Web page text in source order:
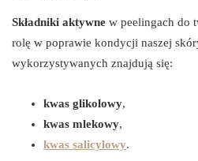
Składniki aktywne w peelingach do
rolę w poprawie kondycji naszej
wykorzystywanych znajdują się:
kwas glikolowy,
kwas mlekowy,
kwas salicylowy.